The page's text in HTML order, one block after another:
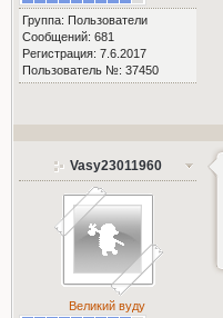
Группа: Пользователи
Сообщений: 681
Регистрация: 7.6.2017
Пользователь №: 37450
Vasy23011960
Великий вуду